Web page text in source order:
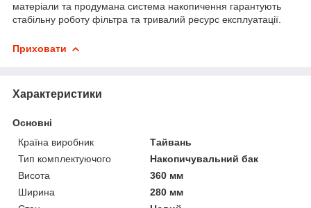
матеріали та продумана система накопичення гарантують
стабільну роботу фільтра та тривалий ресурс експлуатації.
Приховати
Характеристики
Основні
Країна виробник
Тайвань
Тип комплектуючого
Накопичувальний бак
Висота
360 мм
Ширина
280 мм